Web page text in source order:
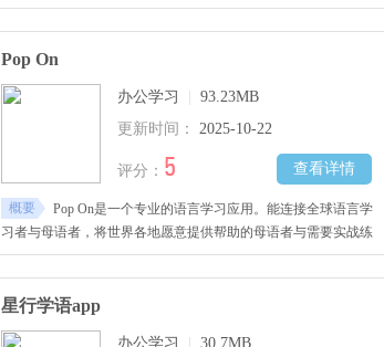
提升你的英语能力，快下载使用吧。
Pop On
办公学习
93.23MB
更新时间：
2025-10-22
查看详情
评分： 5
概要
Pop On是一个专业的语言学习应用。能连接全球语言学
习者与母语者，将世界各地愿意提供帮助的母语者与需要实战练
习的学习者精准匹配。学习者可以随时发起一次短至几分钟的语
音或视频通话，与目标语种的母语者进行一对一交流。打破了传
统预约课程的繁琐，充分利用碎片化时间，为提升口语流利度提
星行学语app
办公学习
30.7MB